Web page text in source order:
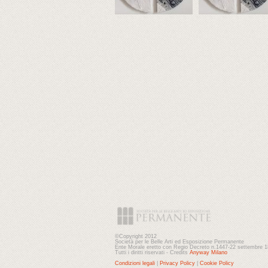
©Copyright 2012
Società per le Belle Arti ed Esposizione Permanente
Ente Morale eretto con Regio Decreto n.1447-22 settembre
Tutti i diritti riservati - Credits Anyway Milano
Condizioni legali
Privacy Policy Cookie Policy